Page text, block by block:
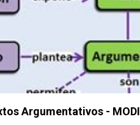
Argumentativos -